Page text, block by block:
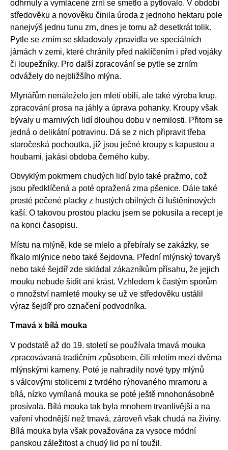
odhrnuly a vymlácené zrní se smetlo a pytlovalo. V období
středověku a novověku činila úroda z jednoho hektaru pole
nanejvýš jednu tunu zrn, dnes je tomu až desetkrát tolik.
Pytle se zrním se skladovaly zpravidla ve speciálních
jámách v zemi, které chránily před naklíčením i před vojáky
či loupežníky. Pro další zpracování se pytle se zrním
odvážely do nejbližšího mlýna.
Mlynářům nenáleželo jen mletí obilí, ale také výroba krup,
zpracování prosa na jáhly a úprava pohanky. Kroupy však
bývaly u marnivých lidí dlouhou dobu v nemilosti. Přitom se
jedná o delikátní potravinu. Dá se z nich připravit třeba
staročeská pochoutka, jíž jsou ječné kroupy s kapustou a
houbami, jakási obdoba černého kuby.
Obvyklým pokrmem chudých lidí bylo také pražmo, což
jsou předklíčená a poté opražená zrna pšenice. Dále také
prosté pečené placky z hustých obilných či luštěninových
kaší. O takovou prostou placku jsem se pokusila a recept je
na konci časopisu.
Místu na mlýně, kde se mlelo a přebíraly se zakázky, se
říkalo mlýnice nebo také šejdovna. Přední mlýnský tovaryš
nebo také šejdíř zde skládal zákazníkům přísahu, že jejich
mouku nebude šidit ani krást. Vzhledem k častým sporům
o množství namleté mouky se už ve středověku ustálil
výraz šejdíř pro označení podvodníka.
Tmavá x bílá mouka
V podstatě až do 19. století se používala tmavá mouka
zpracovávaná tradičním způsobem, čili mletím mezi dvěma
mlýnskými kameny. Poté je nahradily nové typy mlýnů
s válcovými stolicemi z tvrdého rýhovaného mramoru a
bílá, nízko vymílaná mouka se poté ještě mnohonásobně
prosívala. Bílá mouka tak byla mnohem trvanlivější a na
vaření vhodnější než tmavá, zároveň však chudá na živiny.
Bílá mouka byla však považována za vysoce módní
panskou záležitost a chudý lid po ní toužil.